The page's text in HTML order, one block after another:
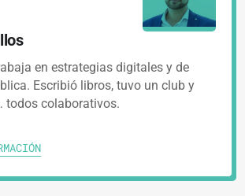
conversión de likes en votos
en estrategias digitales y de
Escribió libros, tuvo un club y
todos colaborativos.